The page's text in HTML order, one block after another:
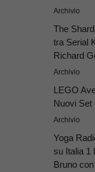
Archivio
The
tra Serial
Richard
Archivio
LEGO
Nuovi Set
Archivio
Yoga
su Italia 1
Bruno